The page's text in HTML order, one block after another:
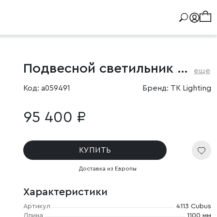
Подвесной светильник со стеклянными плафонами еще
Код: a059491 Бренд: TK Lighting
95 400 ₽
КУПИТЬ
Доставка из Европы
Характеристики
Артикул
4113 Cubus
Длина
1100 мм